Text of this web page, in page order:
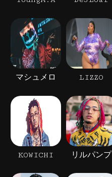
マシュメロ LIZZO
KOWICHI リルパンプ